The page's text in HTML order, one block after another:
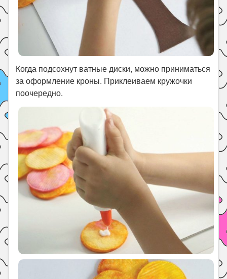
Когда подсохнут ватные диски, можно приниматься
за оформление кроны. Приклеиваем кружочки
поочередно.